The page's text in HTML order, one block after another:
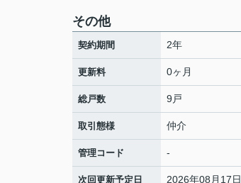
その他
契約期間 2年
更新料 0ヶ月
総戸数 9戸
取引態様 仲介
管理コード -
次回更新予定日 2026年08月17日